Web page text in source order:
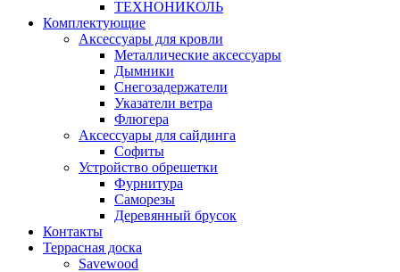
ТЕХНОНИКОЛЬ
Комплектующие
Аксессуары для кровли
Металлические аксессуары
Дымники
Снегозадержатели
Указатели ветра
Флюгера
Аксессуары для сайдинга
Софиты
Устройство обрешетки
Фурнитура
Саморезы
Деревянный брусок
Контакты
Террасная доска
Savewood